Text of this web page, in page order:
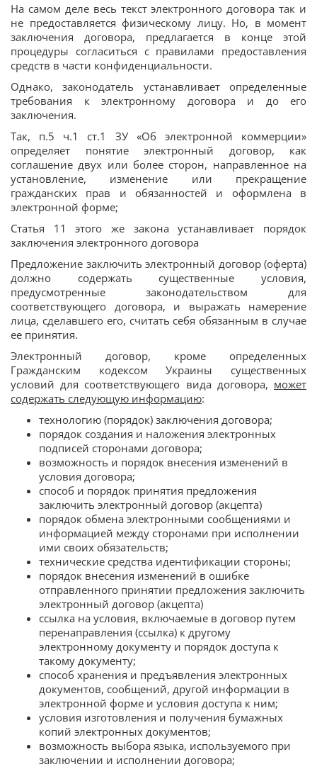
На самом деле весь текст электронного договора так и
не предоставляется физическому лицу. Но, в момент
заключения договора, предлагается в конце этой
процедуры согласиться с правилами предоставления
средств в части конфиденциальности.
Однако, законодатель устанавливает определенные
требования к электронному договора и до его
заключения.
Так, п.5 ч.1 ст.1 ЗУ «Об электронной коммерции»
определяет понятие электронный договор, как
соглашение двух или более сторон, направленное на
установление, изменение или прекращение
гражданских прав и обязанностей и оформлена в
электронной форме;
Статья 11 этого же закона устанавливает порядок
заключения электронного договора
Предложение заключить электронный договор (оферта)
должно содержать существенные условия,
предусмотренные законодательством для
соответствующего договора, и выражать намерение
лица, сделавшего его, считать себя обязанным в случае
ее принятия.
Электронный договор, кроме определенных
Гражданским кодексом Украины существенных
условий для соответствующего вида договора, может
содержать следующую информацию:
технологию (порядок) заключения договора;
порядок создания и наложения электронных
подписей сторонами договора;
возможность и порядок внесения изменений в
условия договора;
способ и порядок принятия предложения
заключить электронный договор (акцепта)
порядок обмена электронными сообщениями и
информацией между сторонами при исполнении
ими своих обязательств;
технические средства идентификации стороны;
порядок внесения изменений в ошибке
отправленного принятии предложения заключить
электронный договор (акцепта)
ссылка на условия, включаемые в договор путем
перенаправления (ссылка) к другому
электронному документу и порядок доступа к
такому документу;
способ хранения и предъявления электронных
документов, сообщений, другой информации в
электронной форме и условия доступа к ним;
условия изготовления и получения бумажных
копий электронных документов;
возможность выбора языка, используемого при
заключении и исполнении договора;